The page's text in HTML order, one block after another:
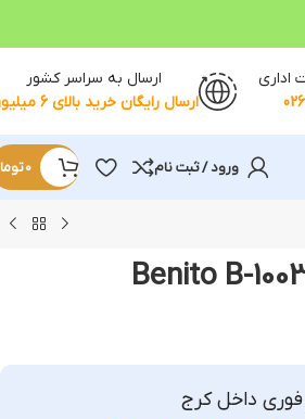
اداری
ارسال به سراسر کشور
ارسال رایگان خرید بالای 6 میلیون
ورود / ثبت نام 0
فوری داخل کرج